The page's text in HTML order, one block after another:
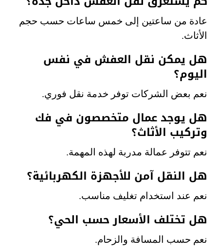
عادة من ساعتين إلى خمس ساعات حسب حجم
الأثاث.
هل يمكن نقل العفش في نفس
اليوم؟
نعم بعض الشركات توفر خدمة نقل فوري.
هل يوجد عمال متخصصون في فك
وتركيب الأثاث؟
نعم تتوفر عمالة مدربة لهذه المهمة.
هل النقل آمن للأجهزة الكهربائية؟
نعم عند استخدام تغليف مناسب.
هل تختلف الأسعار حسب الحي؟
نعم حسب المسافة والزحام.